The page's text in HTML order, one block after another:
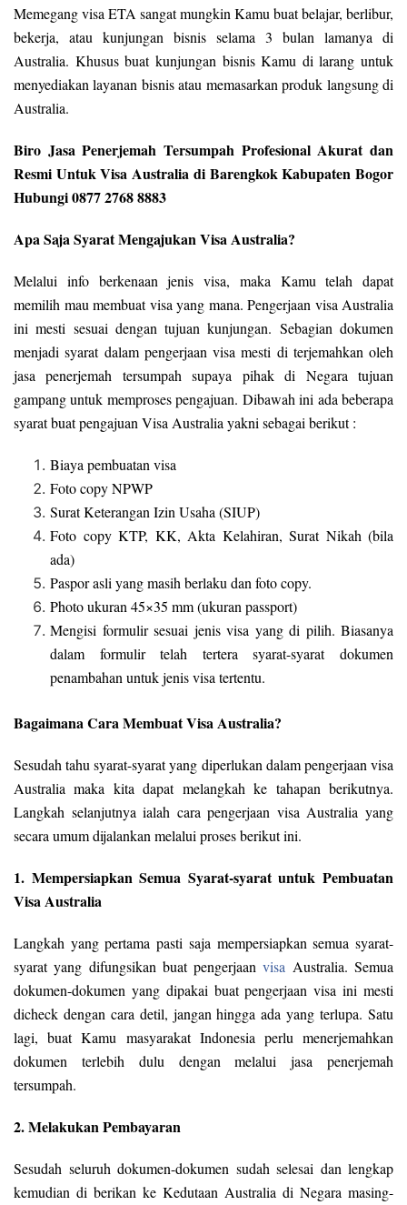
Memegang visa ETA sangat mungkin Kamu buat belajar, berlibur,
bekerja, atau kunjungan bisnis selama 3 bulan lamanya di
Australia. Khusus buat kunjungan bisnis Kamu di larang untuk
menyediakan layanan bisnis atau memasarkan produk langsung di
Australia.
Biro Jasa Penerjemah Tersumpah Profesional Akurat dan
Resmi Untuk Visa Australia di Barengkok Kabupaten Bogor
Hubungi 0877 2768 8883
Apa Saja Syarat Mengajukan Visa Australia?
Melalui info berkenaan jenis visa, maka Kamu telah dapat
memilih mau membuat visa yang mana. Pengerjaan visa Australia
ini mesti sesuai dengan tujuan kunjungan. Sebagian dokumen
menjadi syarat dalam pengerjaan visa mesti di terjemahkan oleh
jasa penerjemah tersumpah supaya pihak di Negara tujuan
gampang untuk memproses pengajuan. Dibawah ini ada beberapa
syarat buat pengajuan Visa Australia yakni sebagai berikut :
Biaya pembuatan visa
Foto copy NPWP
Surat Keterangan Izin Usaha (SIUP)
Foto copy KTP, KK, Akta Kelahiran, Surat Nikah (bila
ada)
Paspor asli yang masih berlaku dan foto copy.
Photo ukuran 45×35 mm (ukuran passport)
Mengisi formulir sesuai jenis visa yang di pilih. Biasanya
dalam formulir telah tertera syarat-syarat dokumen
penambahan untuk jenis visa tertentu.
Bagaimana Cara Membuat Visa Australia?
Sesudah tahu syarat-syarat yang diperlukan dalam pengerjaan visa
Australia maka kita dapat melangkah ke tahapan berikutnya.
Langkah selanjutnya ialah cara pengerjaan visa Australia yang
secara umum dijalankan melalui proses berikut ini.
1. Mempersiapkan Semua Syarat-syarat untuk Pembuatan
Visa Australia
Langkah yang pertama pasti saja mempersiapkan semua syarat-
syarat yang difungsikan buat pengerjaanvisa Australia. Semua
dokumen-dokumen yang dipakai buat pengerjaan visa ini mesti
dicheck dengan cara detil, jangan hingga ada yang terlupa. Satu
lagi, buat Kamu masyarakat Indonesia perlu menerjemahkan
dokumen terlebih dulu dengan melalui jasa penerjemah
tersumpah.
2. Melakukan Pembayaran
Sesudah seluruh dokumen-dokumen sudah selesai dan lengkap
kemudian di berikan ke Kedutaan Australia di Negara masing-